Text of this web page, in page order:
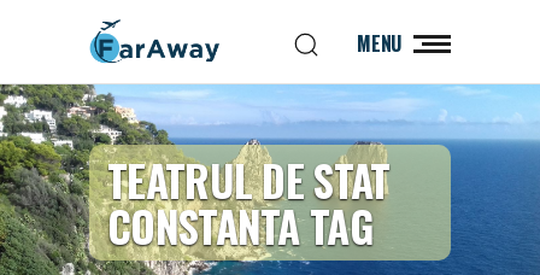
MENU
TEATRUL DE STAT
CONSTANTA TAG